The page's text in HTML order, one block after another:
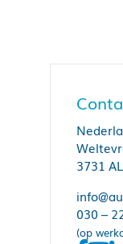
3731
030 –
(op